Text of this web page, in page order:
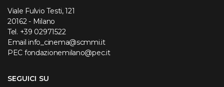
Viale Fulvio Testi, 121
20162 - Milano
Tel. +39 02971522
Email info_cinema@scmmi.it
PEC fondazionemilano@pec.it
SEGUICI SU